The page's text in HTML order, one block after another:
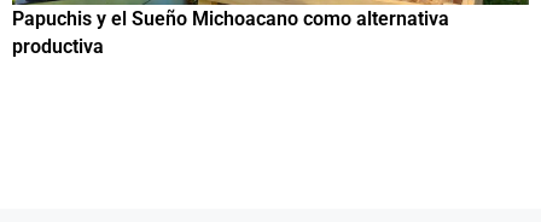
Papuchis y el Sueño Michoacano como alternativa
productiva